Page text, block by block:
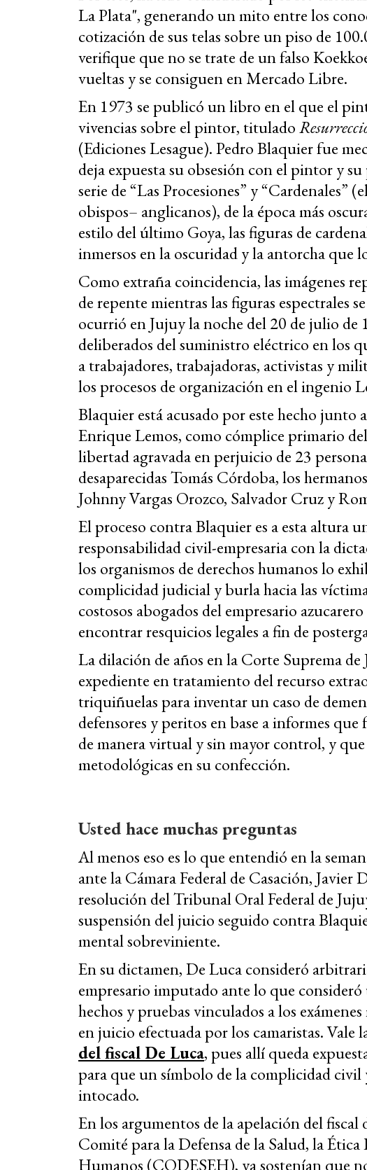
La Plata", generando un mito entre los
cotización de sus telas sobre un piso de
verifique que no se trate de un falso
vueltas y se consiguen en Mercado Libre.
En 1973 se publicó un libro en el que el
vivencias sobre el pintor, titulado
(Ediciones Lesague). Pedro Blaquier fue
deja expuesta su obsesión con el pintor y
serie de “Las Procesiones” y “Cardenales”
obispos– anglicanos), de la época más
estilo del último Goya, las figuras de
inmersos en la oscuridad y la antorcha que
Como extraña coincidencia, las imágenes
de repente mientras las figuras espectrales
ocurrió en Jujuy la noche del 20 de julio de
deliberados del suministro eléctrico en los
a trabajadores, trabajadoras, activistas y
los procesos de organización en el ingenio
Blaquier está acusado por este hecho junto
Enrique Lemos, como cómplice primario
libertad agravada en perjuicio de 23
desaparecidas Tomás Córdoba, los
Johnny Vargas Orozco, Salvador Cruz y
El proceso contra Blaquier es a esta altura
responsabilidad civil-empresaria con la
los organismos de derechos humanos lo
complicidad judicial y burla hacia las
costosos abogados del empresario
encontrar resquicios legales a fin de
La dilación de años en la Corte Suprema
expediente en tratamiento del recurso
triquiñuelas para inventar un caso de
defensores y peritos en base a informes
de manera virtual y sin mayor control, y
metodológicas en su confección.
Usted hace muchas preguntas
Al menos eso es lo que entendió en la
ante la Cámara Federal de Casación,
resolución del Tribunal Oral Federal de
suspensión del juicio seguido contra
mental sobreviniente.
En su dictamen, De Luca consideró
empresario imputado ante lo que
hechos y pruebas vinculados a los
en juicio efectuada por los camaristas. Vale
del fiscal De Luca, pues allí queda
para que un símbolo de la complicidad civil
intocado.
En los argumentos de la apelación del
Comité para la Defensa de la Salud, la
Humanos (CODESEH), ya sostenían que